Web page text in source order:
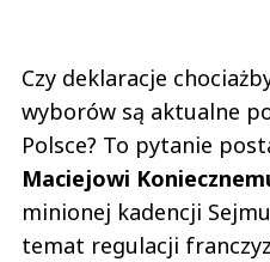
Czy deklaracje
wyborów są aktualne
Polsce? To pytanie
Maciejowi
minionej kadencji
temat regulacji